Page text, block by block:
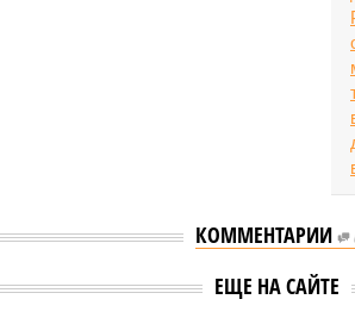
КОММЕНТАРИИ
ЕЩЕ НА САЙТЕ
Ушаков раскрыл